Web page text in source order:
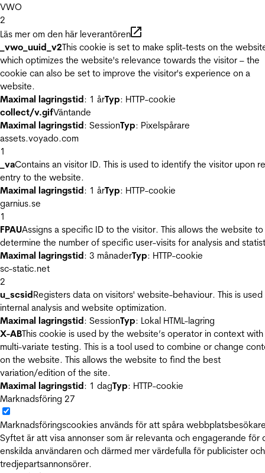
VWO
2
Läs mer om den här leverantören
_vwo_uuid_v2This cookie is set to make split-tests on the
which optimizes the website's relevance towards the visitor – the
cookie can also be set to improve the visitor's experience on a
website.
Maximal lagringstid: 1 årTyp: HTTP-cookie
collect/v.gifVäntande
Maximal lagringstid: SessionTyp: Pixelspårare
assets.voyado.com
1
_vaContains an visitor ID. This is used to identify the visitor upon
entry to the website.
Maximal lagringstid: 1 årTyp: HTTP-cookie
garnius.se
1
FPAUAssigns a specific ID to the visitor. This allows the website to
determine the number of specific user-visits for analysis and
Maximal lagringstid: 3 månaderTyp: HTTP-cookie
sc-static.net
2
u_scsidRegisters data on visitors' website-behaviour. This is
internal analysis and website optimization.
Maximal lagringstid: SessionTyp: Lokal HTML-lagring
X-ABThis cookie is used by the website’s operator in context with
multi-variate testing. This is a tool used to combine or change
on the website. This allows the website to find the best
variation/edition of the site.
Maximal lagringstid: 1 dagTyp: HTTP-cookie
Marknadsföring 27
Marknadsföringscookies används för att spåra
Syftet är att visa annonser som är relevanta och engagerande för
enskilda användaren och därmed mer värdefulla för publicister och
tredjepartsannonsörer.